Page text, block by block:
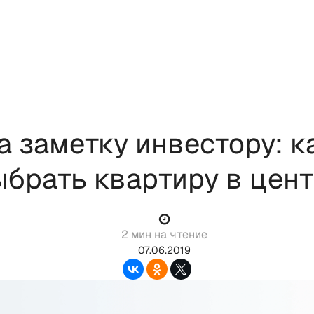
заметку инвестору:
квартиру в
2 мин на чтение
07.06.2019